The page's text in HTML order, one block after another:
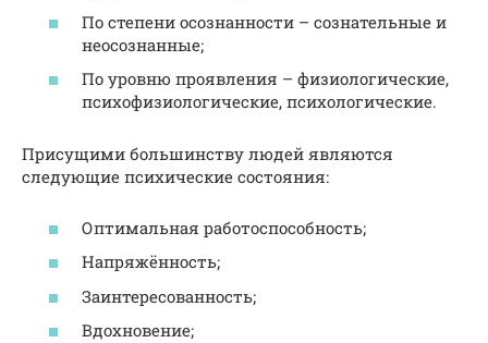
По степени осознанности – сознательные и
неосознанные;
По уровню проявления – физиологические,
психофизиологические, психологические.
Присущими большинству людей являются
следующие психические состояния:
Оптимальная работоспособность;
Напряжённость;
Заинтересованность;
Вдохновение;